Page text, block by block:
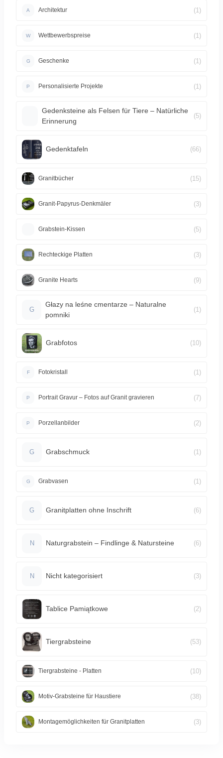
A Architektur (1)
W Wettbewerbspreise (1)
G Geschenke (1)
P Personalisierte Projekte (1)
Gedenksteine als Felsen für Tiere – Natürliche
Erinnerung
(5)
Gedenktafeln (66)
Granitbücher (15)
Granit-Papyrus-Denkmäler (3)
Grabstein-Kissen (5)
Rechteckige Platten (3)
Granite Hearts (9)
G
Głazy na leśne cmentarze – Naturalne
pomniki
(1)
Grabfotos (10)
F Fotokristall (1)
P Portrait Gravur – Fotos auf Granit gravieren (7)
P Porzellanbilder (2)
G Grabschmuck (1)
G Grabvasen (1)
G Granitplatten ohne Inschrift (6)
N Naturgrabstein – Findlinge & Natursteine (6)
N Nicht kategorisiert (3)
Tablice Pamiątkowe (2)
Tiergrabsteine (53)
Tiergrabsteine - Platten (10)
Motiv-Grabsteine für Haustiere (38)
Montagemöglichkeiten für Granitplatten (3)